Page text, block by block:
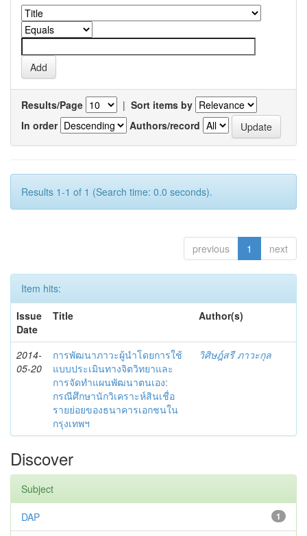
Results/Page | Sort items by
In order
Authors/record
Results 1-1 of 1 (Search time: 0.0 seconds).
previous 1 next
Item hits:
Issue
Date
Title Author(s)
2014-
05-20
การพัฒนาภาวะผู้นำโดยการใช้
แบบประเมินทางจิตวิทยาและ
การจัดทำแผนพัฒนาตนเอง:
กรณีศึกษานักวิเคราะห์สินเชื่อ
รายย่อยของธนาคารเอกชนใน
กรุงเทพฯ
วิศิษฎ์สรี ภาวะกุล
Discover
Subject
1
DAP